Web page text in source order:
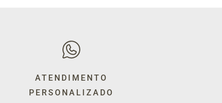
ATENDIMENTO
PERSONALIZADO